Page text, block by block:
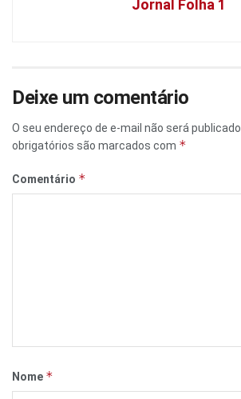
Jornal Folha 1
Deixe um comentário
O seu endereço de e-mail não será publicado.
obrigatórios são marcados com *
Comentário *
Nome *